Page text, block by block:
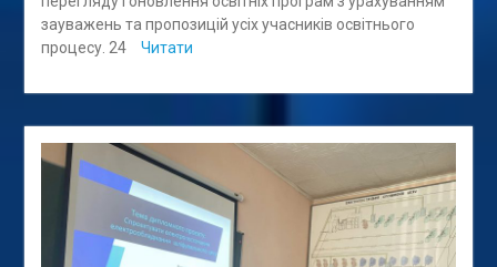
зауважень та пропозицій усіх учасників освітнього
процесу. 24
Читати